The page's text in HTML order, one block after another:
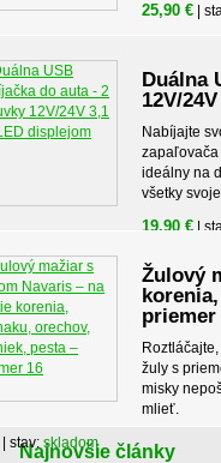
25,90 € |
Duálna
12V/
Nabíjajte
zapaľovača
ideálny na
všetky
19,90 € |
Žulový
priemer
žuly s
misky
mlieť.
| stav: skladom
Najnovšie články